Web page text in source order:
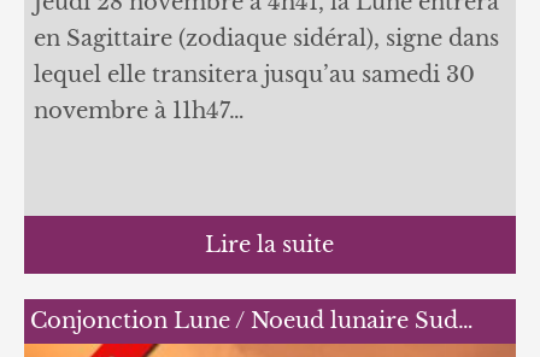
en Sagittaire (zodiaque sidéral), signe dans
lequel elle transitera jusqu’au samedi 30
novembre à 11h47…
Lire la suite
Conjonction Lune / Noeud lunaire Sud…